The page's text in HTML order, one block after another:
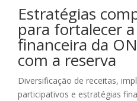
Estratégias
para fortalecer
financeira da
com a reserva
Diversificação de receitas,
participativos e estratégias